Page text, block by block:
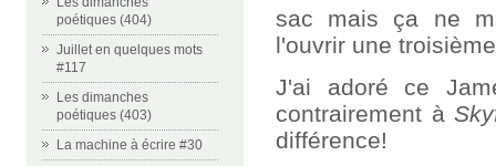
poétiques (404)
Juillet en quelques mots
#117
Les dimanches
poétiques (403)
La machine à écrire #30
sac mais ça ne
l'ouvrir une
J'ai adoré ce
contrairement à
différence!